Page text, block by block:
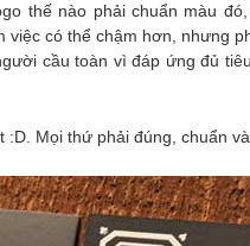
thế nào phải chuẩn màu
có thể chậm hơn, nhưng
cầu toàn vì đáp ứng đủ
:D. Mọi thứ phải đúng, chuẩn